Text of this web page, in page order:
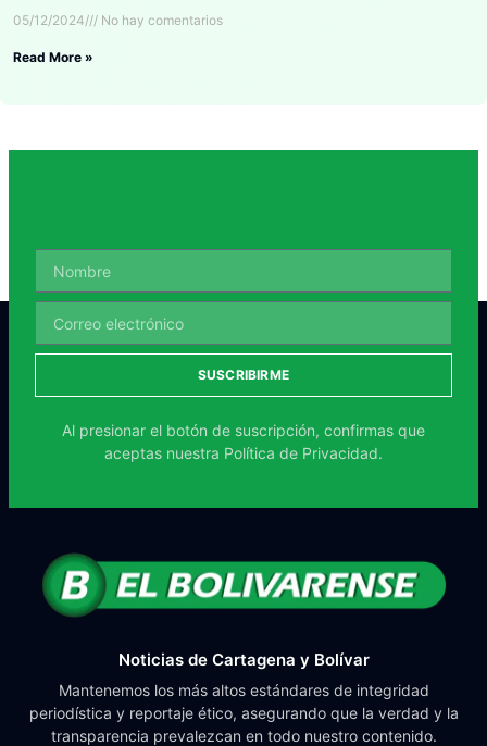
05/12/2024 No hay comentarios
Read More »
SUSCRIBIRME
Al presionar el botón de suscripción, confirmas que
aceptas nuestra Política de Privacidad.
Noticias de Cartagena y Bolívar
Mantenemos los más altos estándares de integridad
periodística y reportaje ético, asegurando que la verdad y la
transparencia prevalezcan en todo nuestro contenido.